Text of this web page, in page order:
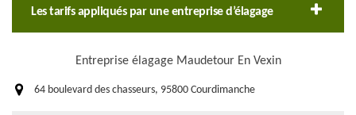
Les tarifs appliqués par une entreprise d’élagage
Entreprise élagage Maudetour En Vexin
64 boulevard des chasseurs, 95800 Courdimanche